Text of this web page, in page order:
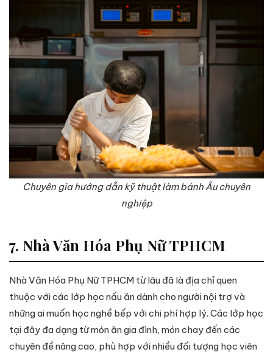
Chuyên gia hướng dẫn kỹ thuật làm bánh Âu chuyên
nghiệp
7. Nhà Văn Hóa Phụ Nữ TPHCM
Nhà Văn Hóa Phụ Nữ TPHCM từ lâu đã là địa chỉ quen
thuộc với các lớp học nấu ăn dành cho người nội trợ và
những ai muốn học nghề bếp với chi phí hợp lý. Các lớp học
tại đây đa dạng từ món ăn gia đình, món chay đến các
chuyên đề nâng cao, phù hợp với nhiều đối tượng học viên